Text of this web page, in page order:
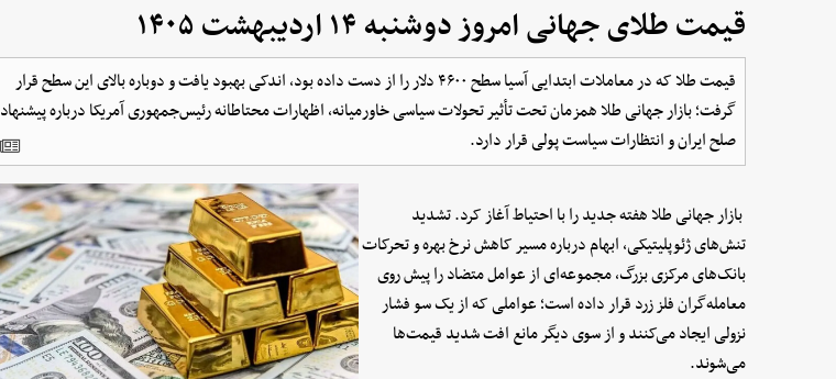
قیمت طلای جهانی امروز دوشنبه ۱۴ اردیبهشت ۱۴۰۵
قیمت طلا که در معاملات ابتدایی آسیا سطح ۴۶۰۰ دلار را از دست داده بود، اندکی بهبود یافت و دوباره بالای این سطح قرار
گرفت؛ بازار جهانی طلا همزمان تحت‌ تأثیر تحولات سیاسی خاورمیانه، اظهارات محتاطانه رئیس‌جمهوری آمریکا درباره پیشنهاد
صلح ایران و انتظارات سیاست پولی قرار دارد.
بازار جهانی طلا هفته جدید را با احتیاط آغاز کرد. تشدید
تنش‌های ژئوپلیتیکی، ابهام درباره مسیر کاهش نرخ بهره و تحرکات
بانک‌های مرکزی بزرگ، مجموعه‌ای از عوامل متضاد را پیش ‌روی
معامله‌گران فلز زرد قرار داده است؛ عواملی که از یک ‌سو فشار
نزولی ایجاد می‌کنند و از سوی دیگر مانع افت شدید قیمت‌ها
می‌شوند.